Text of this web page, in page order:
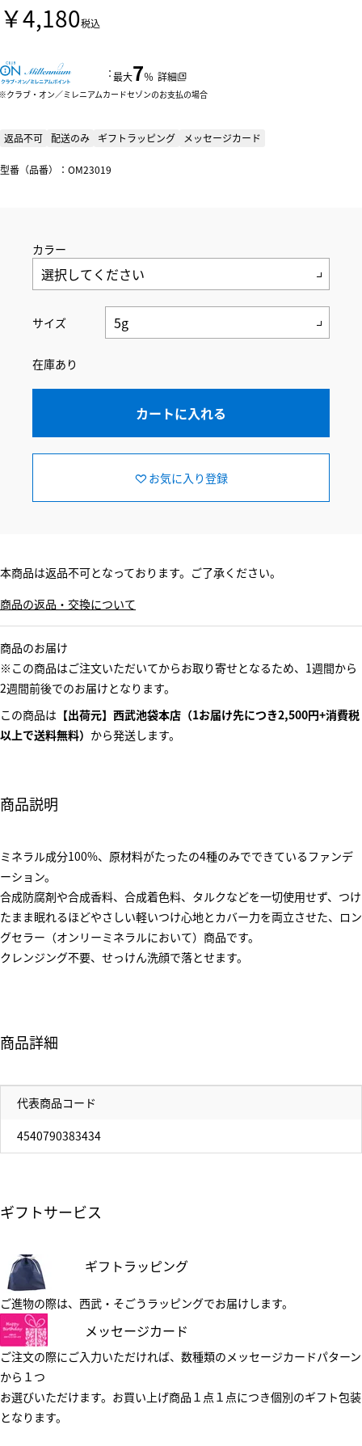
￥4,180税込
：最大7％ 詳細
クラブ・オン／ミレニアムカードセゾンのお支払の場合
返品不可 配送のみ ギフトラッピング メッセージカード
型番（品番）：OM23019
カラー
サイズ
在庫あり
カートに入れる
お気に入り登録
本商品は返品不可となっております。ご了承ください。
商品の返品・交換について
商品のお届け
※この商品はご注文いただいてからお取り寄せとなるため、1週間から
2週間前後でのお届けとなります。
この商品は 【出荷元】西武池袋本店（1お届け先につき2,500円+消費税
以上で送料無料） から発送します。
商品説明
ミネラル成分100%、原材料がたったの4種のみでできているファンデ
ーション。
合成防腐剤や合成香料、合成着色料、タルクなどを一切使用せず、つけ
たまま眠れるほどやさしい軽いつけ心地とカバー力を両立させた、ロン
グセラー（オンリーミネラルにおいて）商品です。
クレンジング不要、せっけん洗顔で落とせます。
商品詳細
代表商品コード
4540790383434
ギフトサービス
ギフトラッピング
ご進物の際は、西武・そごうラッピングでお届けします。
メッセージカード
ご注文の際にご入力いただければ、数種類のメッセージカードパターン
から１つ
お選びいただけます。お買い上げ商品１点１点につき個別のギフト包装
となります。